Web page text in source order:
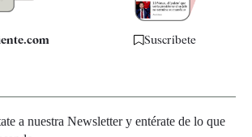
Suscríbete
a nuestra Newsletter y entérate de lo que